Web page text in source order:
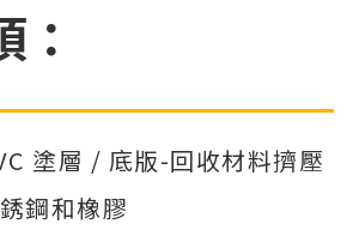
塗層 / 底版-回收材料擠壓
鋼和橡膠